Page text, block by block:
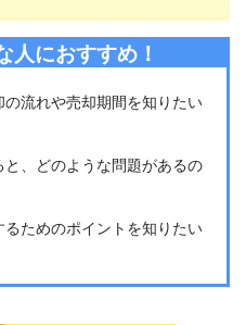
人におすすめ！
流れや売却期間を知りたい
、どのような問題があるの
ためのポイントを知りたい